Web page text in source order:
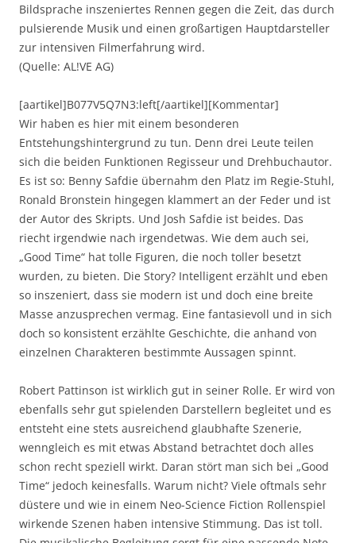
Bildsprache inszeniertes Rennen gegen die Zeit, das durch
pulsierende Musik und einen großartigen Hauptdarsteller
zur intensiven Filmerfahrung wird.
(Quelle: AL!VE AG)
[aartikel]B077V5Q7N3:left[/aartikel][Kommentar]
Wir haben es hier mit einem besonderen
Entstehungshintergrund zu tun. Denn drei Leute teilen
sich die beiden Funktionen Regisseur und Drehbuchautor.
Es ist so: Benny Safdie übernahm den Platz im Regie-Stuhl,
Ronald Bronstein hingegen klammert an der Feder und ist
der Autor des Skripts. Und Josh Safdie ist beides. Das
riecht irgendwie nach irgendetwas. Wie dem auch sei,
„Good Time“ hat tolle Figuren, die noch toller besetzt
wurden, zu bieten. Die Story? Intelligent erzählt und eben
so inszeniert, dass sie modern ist und doch eine breite
Masse anzusprechen vermag. Eine fantasievoll und in sich
doch so konsistent erzählte Geschichte, die anhand von
einzelnen Charakteren bestimmte Aussagen spinnt.
Robert Pattinson ist wirklich gut in seiner Rolle. Er wird von
ebenfalls sehr gut spielenden Darstellern begleitet und es
entsteht eine stets ausreichend glaubhafte Szenerie,
wenngleich es mit etwas Abstand betrachtet doch alles
schon recht speziell wirkt. Daran stört man sich bei „Good
Time“ jedoch keinesfalls. Warum nicht? Viele oftmals sehr
düstere und wie in einem Neo-Science Fiction Rollenspiel
wirkende Szenen haben intensive Stimmung. Das ist toll.